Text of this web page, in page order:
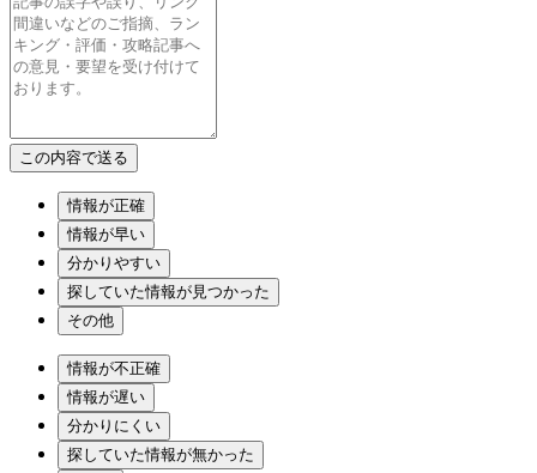
情報が正確
情報が早い
分かりやすい
探していた情報が見つかった
その他
情報が不正確
情報が遅い
分かりにくい
探していた情報が無かった